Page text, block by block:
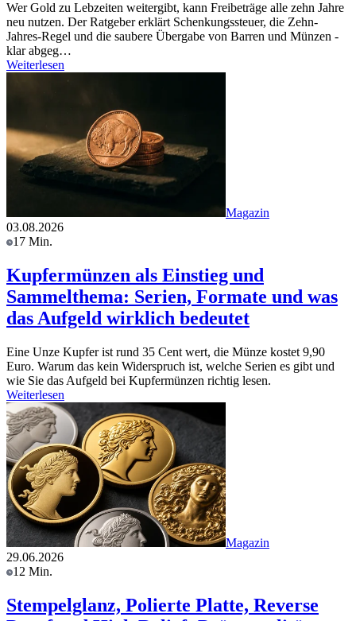
Wer Gold zu Lebzeiten weitergibt, kann Freibeträge alle zehn Jahre
neu nutzen. Der Ratgeber erklärt Schenkungssteuer, die Zehn-
Jahres-Regel und die saubere Übergabe von Barren und Münzen -
klar abgeg…
Weiterlesen
Magazin
03.08.2026
17 Min.
Kupfermünzen als Einstieg und
Sammelthema: Serien, Formate und was
das Aufgeld wirklich bedeutet
Eine Unze Kupfer ist rund 35 Cent wert, die Münze kostet 9,90
Euro. Warum das kein Widerspruch ist, welche Serien es gibt und
wie Sie das Aufgeld bei Kupfermünzen richtig lesen.
Weiterlesen
Magazin
29.06.2026
12 Min.
Stempelglanz, Polierte Platte, Reverse